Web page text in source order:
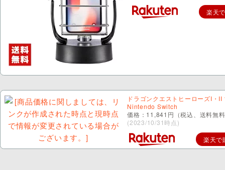
楽天
ドラゴンクエストヒーローズI・II
Nintendo Switch
価格：11,841円（税込、送料無
(2023/10/31時点)
楽天で